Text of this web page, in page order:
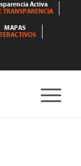
Activa
TRANSPARENCIA
MAPAS